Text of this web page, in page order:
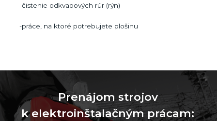
-čistenie odkvapových rúr (rýn)
-práce, na ktoré potrebujete plošinu
Prenájom strojov
k elektroinštalačným prácam: